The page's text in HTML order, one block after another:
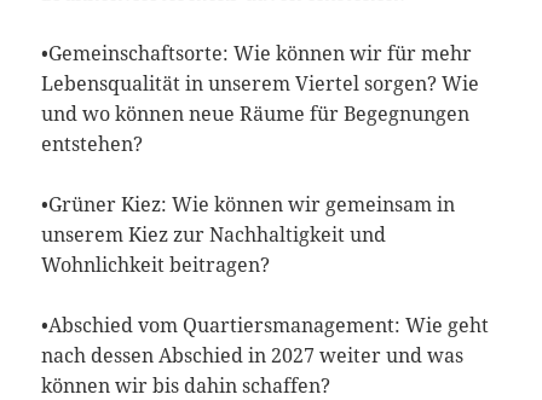
•Gemeinschaftsorte: Wie können wir für mehr
Lebensqualität in unserem Viertel sorgen? Wie
und wo können neue Räume für Begegnungen
entstehen?
•Grüner Kiez: Wie können wir gemeinsam in
unserem Kiez zur Nachhaltigkeit und
Wohnlichkeit beitragen?
•Abschied vom Quartiersmanagement: Wie geht
nach dessen Abschied in 2027 weiter und was
können wir bis dahin schaffen?